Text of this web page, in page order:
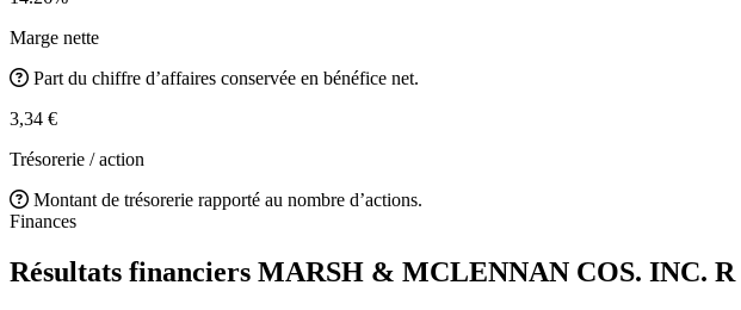
Marge nette
Part du chiffre d’affaires conservée en bénéfice net.
3,34 €
Trésorerie / action
Montant de trésorerie rapporté au nombre d’actions.
Finances
Résultats financiers MARSH & MCLENNAN COS. INC. R